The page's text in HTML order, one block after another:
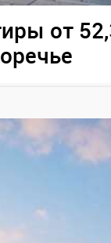
от